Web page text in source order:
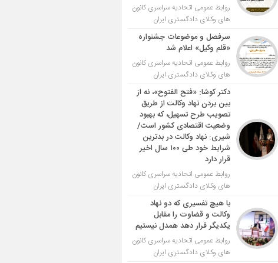
روابط عمومی اتحادیه سراسری کانون
های وکلای دادگستری ایران
سرفصل و موضوعات جشنواره
«قلم وکیل» اعلام شد
روابط عمومی اتحادیه سراسری کانون
های وکلای دادگستری ایران
دکتر کوشا: «فتح الفتوح»، نه از
بین بردن نهاد وکالت از طریق
تصویب طرح تسهیل، که بهبود
وضعیت اقتصادی کشور است/
شیری: نهاد وکالت در بدترین
شرایط خود طی ۱۰۰ سال اخیر
قرار دارد
روابط عمومی اتحادیه سراسری کانون
های وکلای دادگستری ایران
با هیچ تفسیری که دو نهاد
وکالت و قضاوت را مقابل
یکدیگر قرار دهد همدل نیستیم
روابط عمومی اتحادیه سراسری کانون
های وکلای دادگستری ایران